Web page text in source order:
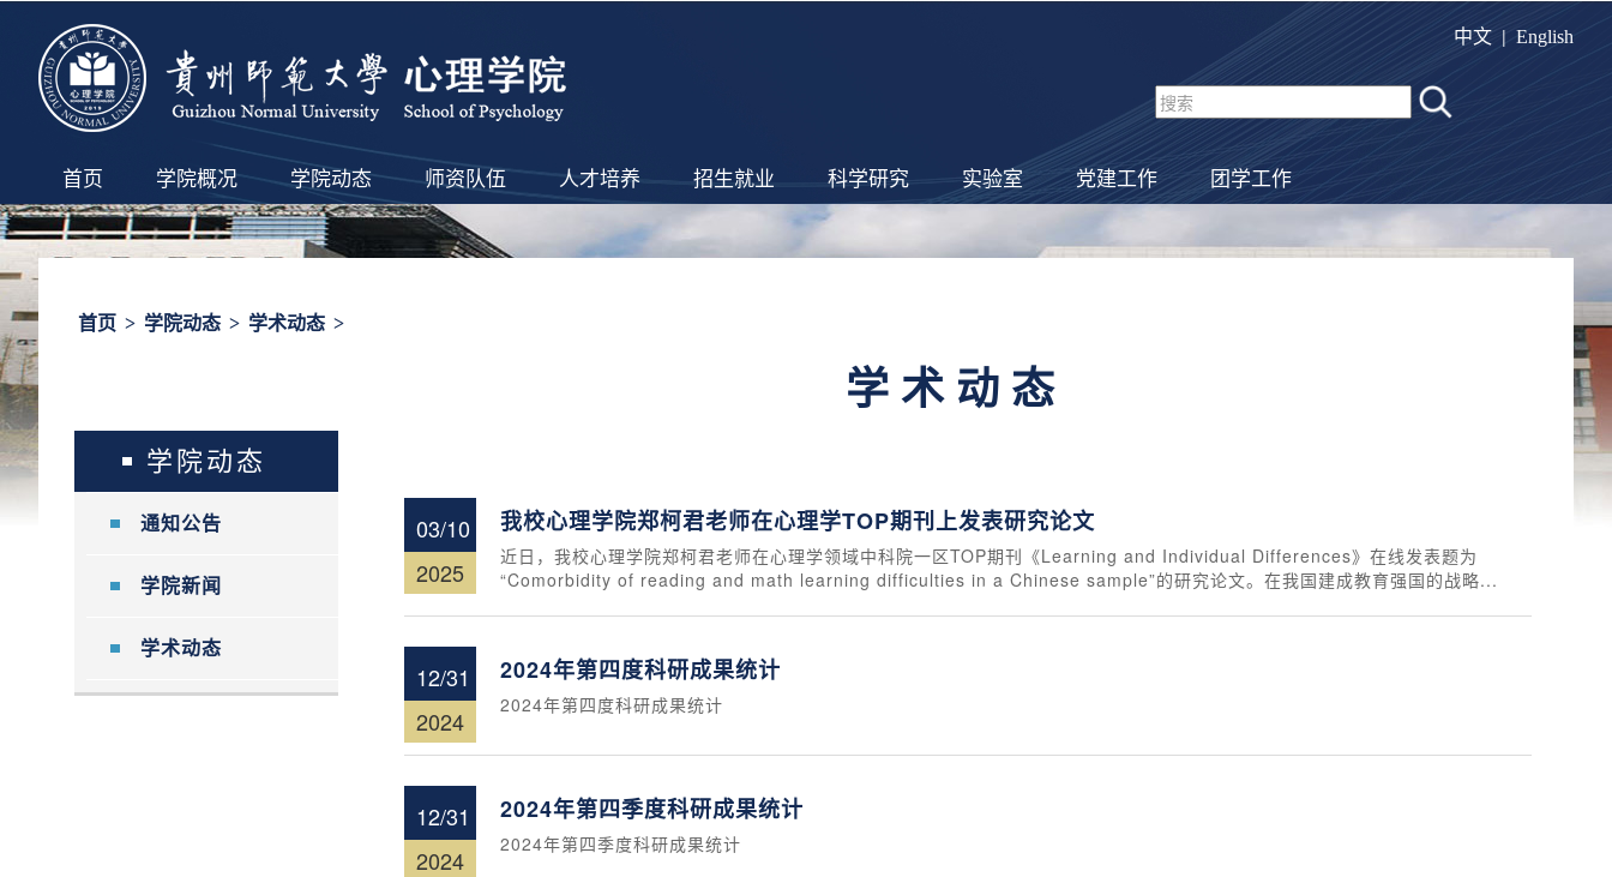
中文 | English
首页 学院概况 学院动态 师资队伍 人才培养 招生就业 科学研究 实验室 党建工作 团学工作
首页 > 学院动态 > 学术动态 >
学院动态
通知公告
学院新闻
学术动态
学术动态
03/10
2025
​我校心理学院郑柯君老师在心理学TOP期刊上发表研究论文
近日，我校心理学院郑柯君老师在心理学领域中科院一区TOP期刊《Learning and Individual Differences》在线发表题为
“Comorbidity of reading and math learning difficulties in a Chinese sample”的研究论文。在我国建成教育强国的战略...
12/31
2024
2024年第四度科研成果统计
2024年第四度科研成果统计
12/31
2024
2024年第四季度科研成果统计
2024年第四季度科研成果统计